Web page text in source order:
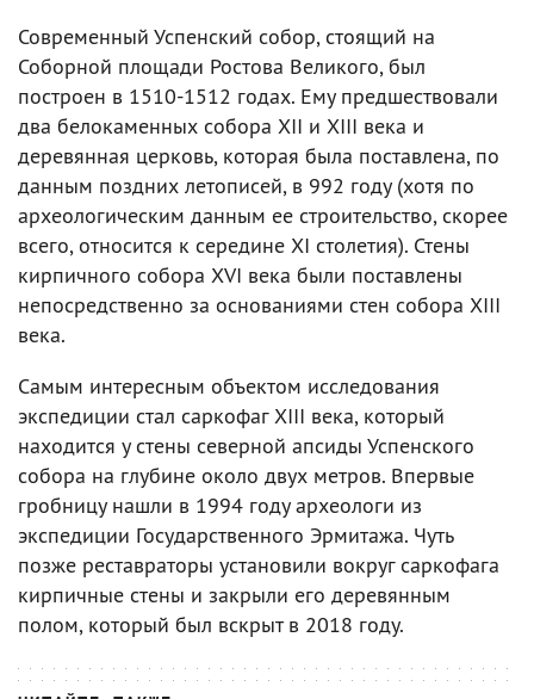
Современный Успенский собор, стоящий на
Соборной площади Ростова Великого, был
построен в 1510-1512 годах. Ему предшествовали
два белокаменных собора XII и XIII века и
деревянная церковь, которая была поставлена, по
данным поздних летописей, в 992 году (хотя по
археологическим данным ее строительство, скорее
всего, относится к середине XI столетия). Стены
кирпичного собора XVI века были поставлены
непосредственно за основаниями стен собора XIII
века.
Самым интересным объектом исследования
экспедиции стал саркофаг XIII века, который
находится у стены северной апсиды Успенского
собора на глубине около двух метров. Впервые
гробницу нашли в 1994 году археологи из
экспедиции Государственного Эрмитажа. Чуть
позже реставраторы установили вокруг саркофага
кирпичные стены и закрыли его деревянным
полом, который был вскрыт в 2018 году.